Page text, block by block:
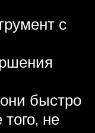
с
быстро
не